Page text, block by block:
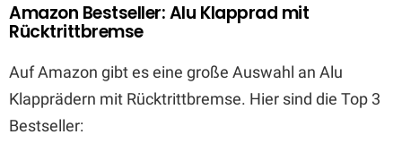
Amazon Bestseller: Alu Klapprad mit
Rücktrittbremse
Auf Amazon gibt es eine große Auswahl an Alu
Klapprädern mit Rücktrittbremse. Hier sind die Top 3
Bestseller: